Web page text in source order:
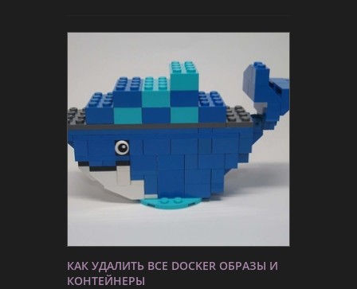
КАК УДАЛИТЬ ВСЕ DOCKER ОБРАЗЫ И
КОНТЕЙНЕРЫ